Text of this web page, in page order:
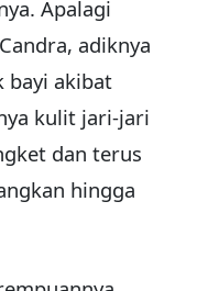
Apalagi
adiknya
bayi akibat
kulit jari-jari
dan terus
hingga